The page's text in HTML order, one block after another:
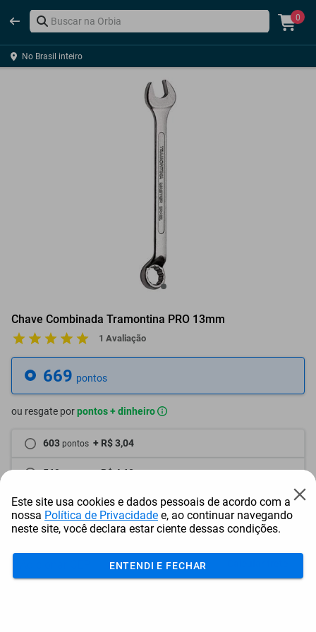
0
No Brasil inteiro
Chave Combinada Tramontina PRO 13mm
1 Avaliação
669 pontos
ou resgate porpontos + dinheiro
603 pontos + R$ 3,04
569 + R$ 4,60
536 pontos + R$ 6,12
Este site usa cookies e dados pessoais de acordo com a
nossa Política de Privacidade e, ao continuar navegando
neste site, você declara estar ciente dessas condições.
ENTENDI E FECHAR